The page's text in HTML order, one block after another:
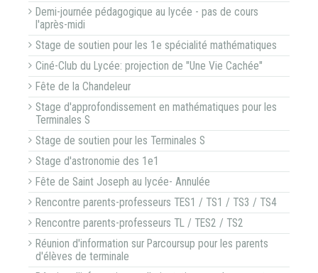
Demi-journée pédagogique au lycée - pas de cours
l'après-midi
Stage de soutien pour les 1e spécialité mathématiques
Ciné-Club du Lycée: projection de "Une Vie Cachée"
Fête de la Chandeleur
Stage d'approfondissement en mathématiques pour les
Terminales S
Stage de soutien pour les Terminales S
Stage d'astronomie des 1e1
Fête de Saint Joseph au lycée- Annulée
Rencontre parents-professeurs TES1 / TS1 / TS3 / TS4
Rencontre parents-professeurs TL / TES2 / TS2
Réunion d'information sur Parcoursup pour les parents
d'élèves de terminale